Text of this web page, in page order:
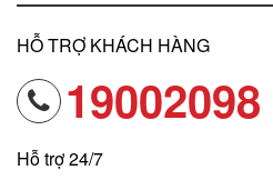
HỖ TRỢ KHÁCH HÀNG
19002098
Hỗ trợ 24/7